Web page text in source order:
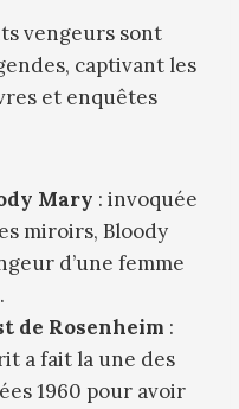
vengeurs sont
captivant les
et enquêtes
Mary : invoquée
miroirs, Bloody
d’une femme
de Rosenheim :
a fait la une des
1960 pour avoir